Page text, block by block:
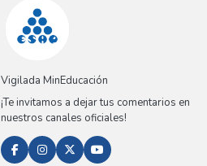
Vigilada MinEducación
¡Te invitamos a dejar tus comentarios en
nuestros canales oficiales!